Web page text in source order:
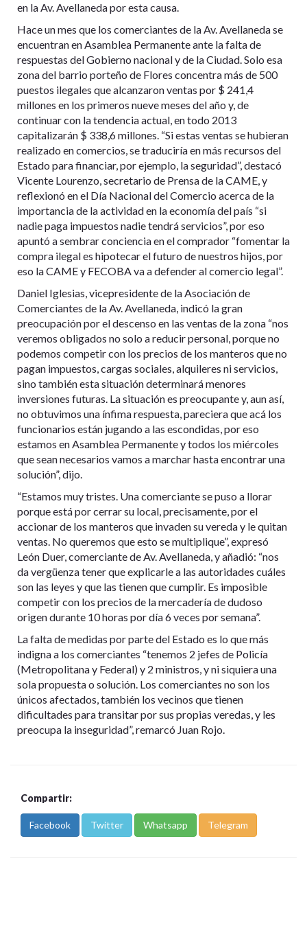
en la Av. Avellaneda por esta causa.
Hace un mes que los comerciantes de la Av. Avellaneda se
encuentran en Asamblea Permanente ante la falta de
respuestas del Gobierno nacional y de la Ciudad. Solo esa
zona del barrio porteño de Flores concentra más de 500
puestos ilegales que alcanzaron ventas por $ 241,4
millones en los primeros nueve meses del año y, de
continuar con la tendencia actual, en todo 2013
capitalizarán $ 338,6 millones. “Si estas ventas se hubieran
realizado en comercios, se traduciría en más recursos del
Estado para financiar, por ejemplo, la seguridad”, destacó
Vicente Lourenzo, secretario de Prensa de la CAME, y
reflexionó en el Día Nacional del Comercio acerca de la
importancia de la actividad en la economía del país “si
nadie paga impuestos nadie tendrá servicios”, por eso
apuntó a sembrar conciencia en el comprador “fomentar la
compra ilegal es hipotecar el futuro de nuestros hijos, por
eso la CAME y FECOBA va a defender al comercio legal”.
Daniel Iglesias, vicepresidente de la Asociación de
Comerciantes de la Av. Avellaneda, indicó la gran
preocupación por el descenso en las ventas de la zona “nos
veremos obligados no solo a reducir personal, porque no
podemos competir con los precios de los manteros que no
pagan impuestos, cargas sociales, alquileres ni servicios,
sino también esta situación determinará menores
inversiones futuras. La situación es preocupante y, aun así,
no obtuvimos una ínfima respuesta, pareciera que acá los
funcionarios están jugando a las escondidas, por eso
estamos en Asamblea Permanente y todos los miércoles
que sean necesarios vamos a marchar hasta encontrar una
solución”, dijo.
“Estamos muy tristes. Una comerciante se puso a llorar
porque está por cerrar su local, precisamente, por el
accionar de los manteros que invaden su vereda y le quitan
ventas. No queremos que esto se multiplique”, expresó
León Duer, comerciante de Av. Avellaneda, y añadió: “nos
da vergüenza tener que explicarle a las autoridades cuáles
son las leyes y que las tienen que cumplir. Es imposible
competir con los precios de la mercadería de dudoso
origen durante 10 horas por día 6 veces por semana”.
La falta de medidas por parte del Estado es lo que más
indigna a los comerciantes “tenemos 2 jefes de Policía
(Metropolitana y Federal) y 2 ministros, y ni siquiera una
sola propuesta o solución. Los comerciantes no son los
únicos afectados, también los vecinos que tienen
dificultades para transitar por sus propias veredas, y les
preocupa la inseguridad”, remarcó Juan Rojo.
Compartir:
Facebook Twitter Whatsapp Telegram